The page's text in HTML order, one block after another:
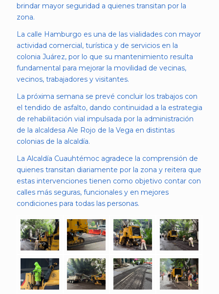
brindar mayor seguridad a quienes transitan por la
zona.
La calle Hamburgo es una de las vialidades con mayor
actividad comercial, turística y de servicios en la
colonia Juárez, por lo que su mantenimiento resulta
fundamental para mejorar la movilidad de vecinas,
vecinos, trabajadores y visitantes.
La próxima semana se prevé concluir los trabajos con
el tendido de asfalto, dando continuidad a la estrategia
de rehabilitación vial impulsada por la administración
de la alcaldesa Ale Rojo de la Vega en distintas
colonias de la alcaldía.
La Alcaldía Cuauhtémoc agradece la comprensión de
quienes transitan diariamente por la zona y reitera que
estas intervenciones tienen como objetivo contar con
calles más seguras, funcionales y en mejores
condiciones para todas las personas.